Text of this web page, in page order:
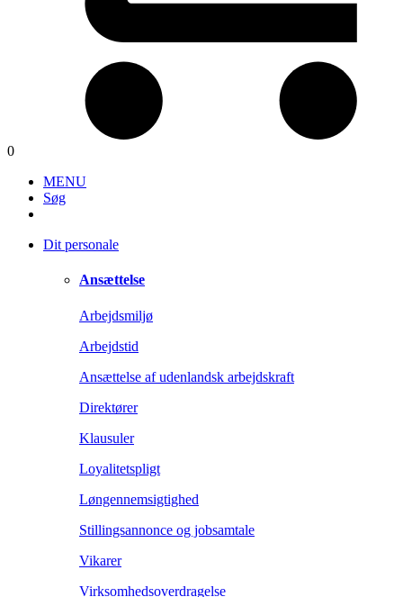
0
MENU
Søg
Dit personale
Ansættelse
Arbejdsmiljø
Arbejdstid
Ansættelse af udenlandsk arbejdskraft
Direktører
Klausuler
Loyalitetspligt
Løngennemsigtighed
Stillingsannonce og jobsamtale
Vikarer
Virksomhedsoverdragelse